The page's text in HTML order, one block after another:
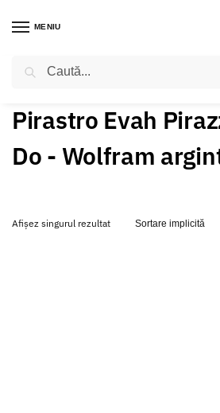
MENIU
Pirastro Evah
Do - Wolfram
Afișez singurul rezultat